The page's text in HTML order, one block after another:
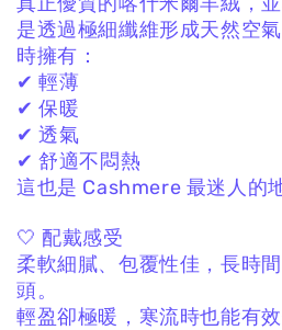
是透過極細纖維形成天然空氣
時擁有：
✔ 輕薄
✔ 保暖
✔ 透氣
✔ 舒適不悶熱
這也是 Cashmere 最迷人的
🤍 配戴感受
柔軟細膩、包覆性佳，長時
頭。
輕盈卻極暖， 寒流時也能有